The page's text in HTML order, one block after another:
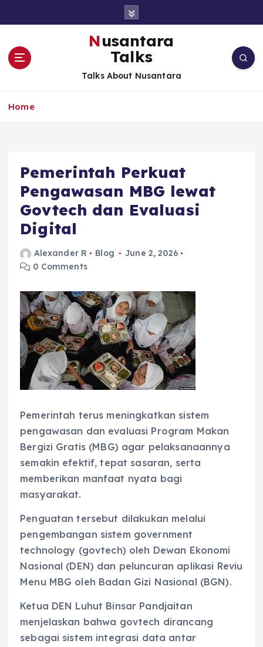
Nusantara
Talks
Talks About Nusantara
Home
Pemerintah Perkuat
Pengawasan MBG lewat
Govtech dan Evaluasi
Digital
Alexander R Blog
June 2, 2026
0 Comments
Pemerintah terus meningkatkan sistem
pengawasan dan evaluasi Program Makan
Bergizi Gratis (MBG) agar pelaksanaannya
semakin efektif, tepat sasaran, serta
memberikan manfaat nyata bagi
masyarakat.
Penguatan tersebut dilakukan melalui
pengembangan sistem government
technology (govtech) oleh Dewan Ekonomi
Nasional (DEN) dan peluncuran aplikasi Reviu
Menu MBG oleh Badan Gizi Nasional (BGN).
Ketua DEN Luhut Binsar Pandjaitan
menjelaskan bahwa govtech dirancang
sebagai sistem integrasi data antar